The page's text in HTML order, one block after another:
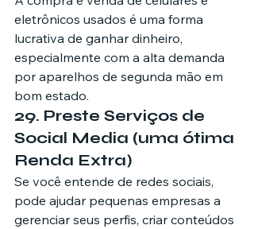
eletrônicos usados é uma forma
lucrativa de ganhar dinheiro,
especialmente com a alta demanda
por aparelhos de segunda mão em
bom estado.
29. Preste Serviços de
Social Media (uma ótima
Renda Extra)
Se você entende de redes sociais,
pode ajudar pequenas empresas a
gerenciar seus perfis, criar conteúdos